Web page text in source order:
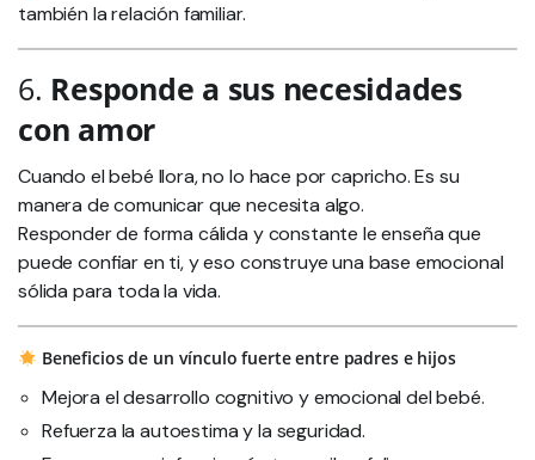
también la relación familiar.
6. Responde a sus necesidades
con amor
Cuando el bebé llora, no lo hace por capricho. Es su
manera de comunicar que necesita algo.
Responder de forma cálida y constante le enseña que
puede confiar en ti, y eso construye una base emocional
sólida para toda la vida.
Beneficios de un vínculo fuerte entre padres e hijos
Mejora el desarrollo cognitivo y emocional del bebé.
Refuerza la autoestima y la seguridad.